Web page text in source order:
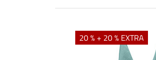
20 % + 20 % EXTRA